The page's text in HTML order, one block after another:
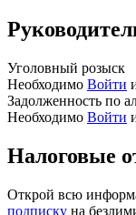
Уголовный розыск
Необходимо Войти
Задолженность по
Необходимо Войти
Налоговые
Открой всю
подписку на